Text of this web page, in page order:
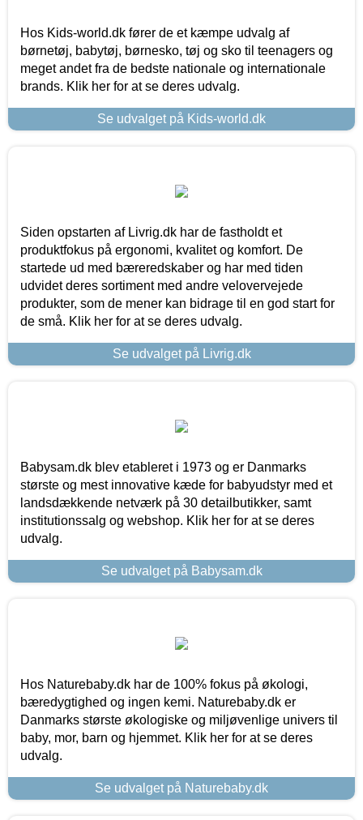
Hos Kids-world.dk fører de et kæmpe udvalg af
børnetøj, babytøj, børnesko, tøj og sko til teenagers og
meget andet fra de bedste nationale og internationale
brands. Klik her for at se deres udvalg.
Se udvalget på Kids-world.dk
Siden opstarten af Livrig.dk har de fastholdt et
produktfokus på ergonomi, kvalitet og komfort. De
startede ud med bæreredskaber og har med tiden
udvidet deres sortiment med andre velovervejede
produkter, som de mener kan bidrage til en god start for
de små. Klik her for at se deres udvalg.
Se udvalget på Livrig.dk
Babysam.dk blev etableret i 1973 og er Danmarks
største og mest innovative kæde for babyudstyr med et
landsdækkende netværk på 30 detailbutikker, samt
institutionssalg og webshop. Klik her for at se deres
udvalg.
Se udvalget på Babysam.dk
Hos Naturebaby.dk har de 100% fokus på økologi,
bæredygtighed og ingen kemi. Naturebaby.dk er
Danmarks største økologiske og miljøvenlige univers til
baby, mor, barn og hjemmet. Klik her for at se deres
udvalg.
Se udvalget på Naturebaby.dk